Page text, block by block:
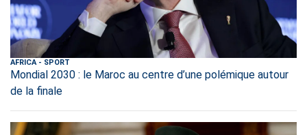
AFRICA- SPORT
Mondial 2030 : le Maroc au centre d’une polémique autour
de la finale